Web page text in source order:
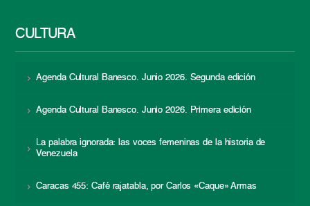
CULTURA
Agenda Cultural Banesco. Junio 2026. Segunda edición
Agenda Cultural Banesco. Junio 2026. Primera edición
La palabra ignorada: las voces femeninas de la historia de
Venezuela
Caracas 455: Café rajatabla, por Carlos «Caque» Armas